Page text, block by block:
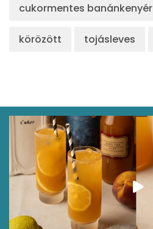
cukormentes banánkenyér
körözött tojásleves